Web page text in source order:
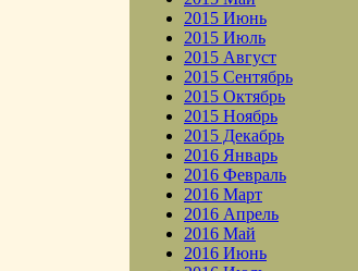
2015 Июнь
2015 Июль
2015 Август
2015 Сентябрь
2015 Октябрь
2015 Ноябрь
2015 Декабрь
2016 Январь
2016 Февраль
2016 Март
2016 Апрель
2016 Май
2016 Июнь